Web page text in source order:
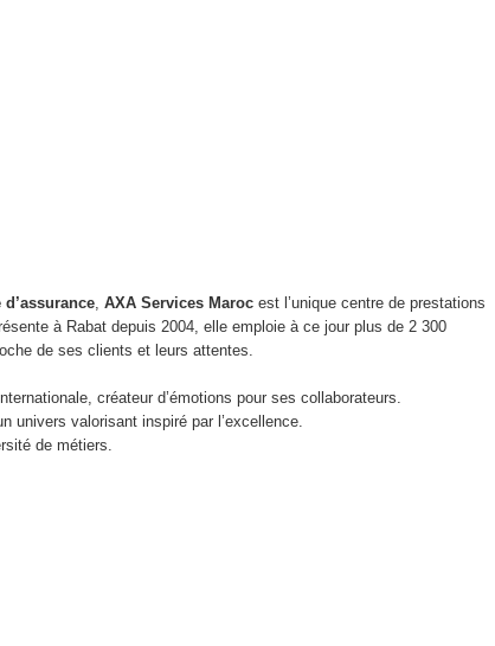
, AXA Services Maroc est l’unique centre de prestations
à Rabat depuis 2004, elle emploie à ce jour plus de 2 300
de ses clients et leurs attentes.
créateur d’émotions pour ses collaborateurs.
univers valorisant inspiré par l’excellence.
de métiers.